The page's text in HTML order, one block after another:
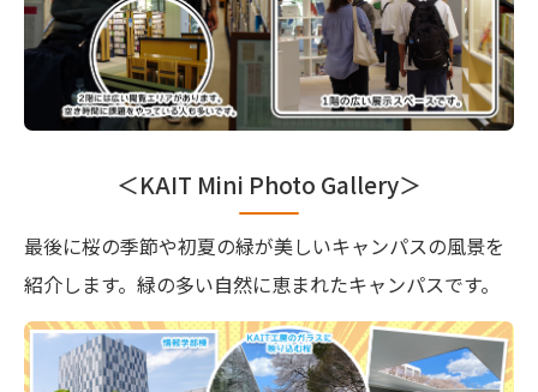
＜KAIT Mini Photo Gallery＞
最後に桜の季節や初夏の緑が美しいキャンパスの風景を
紹介します。緑の多い自然に恵まれたキャンパスです。